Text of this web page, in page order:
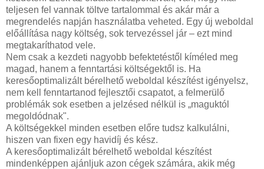
teljesen fel vannak töltve tartalommal és akár már a
megrendelés napján használatba veheted. Egy új weboldal
előállítása nagy költség, sok tervezéssel jár – ezt mind
megtakaríthatod vele.
Nem csak a kezdeti nagyobb befektetéstől kíméled meg
magad, hanem a fenntartási költségektől is. Ha
keresőoptimalizált bérelhető weboldal készítést igényelsz,
nem kell fenntartanod fejlesztői csapatot, a felmerülő
problémák sok esetben a jelzésed nélkül is „maguktól
megoldódnak".
A költségekkel minden esetben előre tudsz kalkulálni,
hiszen van fixen egy havidíj és kész.
A keresőoptimalizált bérelhető weboldal készítést
mindenképpen ajánljuk azon cégek számára, akik még